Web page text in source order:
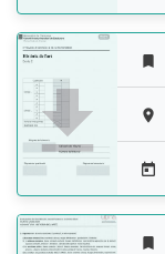




